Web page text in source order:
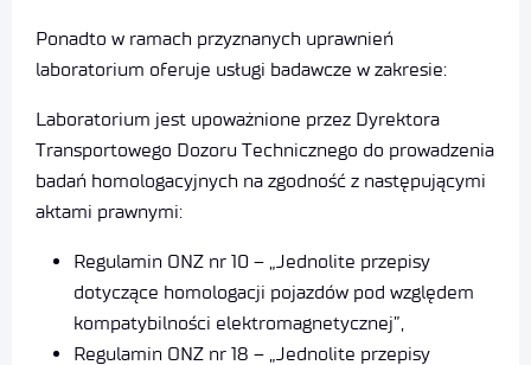
Ponadto w ramach przyznanych uprawnień
laboratorium oferuje usługi badawcze w zakresie:
Laboratorium jest upoważnione przez Dyrektora
Transportowego Dozoru Technicznego do prowadzenia
badań homologacyjnych na zgodność z następującymi
aktami prawnymi:
Regulamin ONZ nr 10 – „Jednolite przepisy
dotyczące homologacji pojazdów pod względem
kompatybilności elektromagnetycznej”,
Regulamin ONZ nr 18 – „Jednolite przepisy